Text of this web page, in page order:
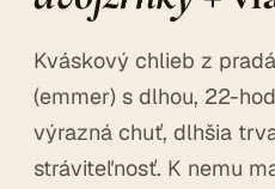
Kváskový chlieb z
(emmer) s dlhou, 22-
výrazná chuť, dlhšia
stráviteľnosť. K nemu